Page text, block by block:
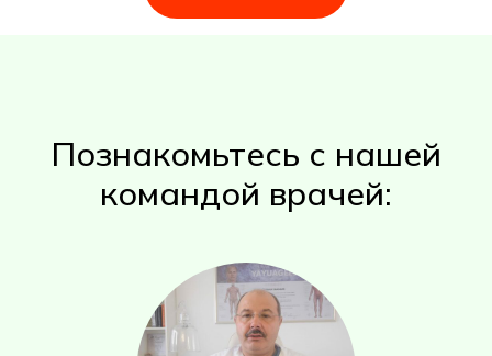
Познакомьтесь с нашей
командой врачей: